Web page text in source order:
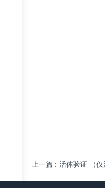
上一篇：活体验证 （